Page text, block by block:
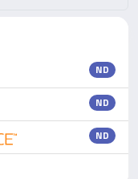
ND
ND
ND